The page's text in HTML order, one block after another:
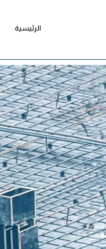
الرئيسية